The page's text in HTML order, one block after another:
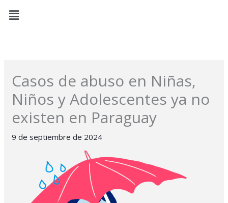
Menú
Casos de abuso en Niñas,
Niños y Adolescentes ya no
existen en Paraguay
9 de septiembre de 2024